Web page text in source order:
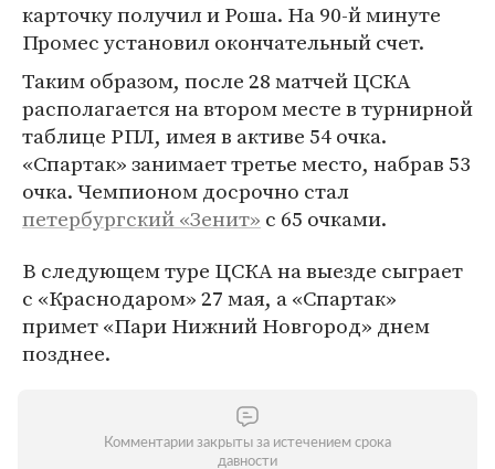
карточку получил и Роша. На 90-й минуте
Промес установил окончательный счет.
Таким образом, после 28 матчей ЦСКА
располагается на втором месте в турнирной
таблице РПЛ, имея в активе 54 очка.
«Спартак» занимает третье место, набрав 53
очка. Чемпионом досрочно стал
петербургский «Зенит» с 65 очками.
В следующем туре ЦСКА на выезде сыграет
с «Краснодаром» 27 мая, а «Спартак»
примет «Пари Нижний Новгород» днем
позднее.
Комментарии закрыты за истечением срока
давности